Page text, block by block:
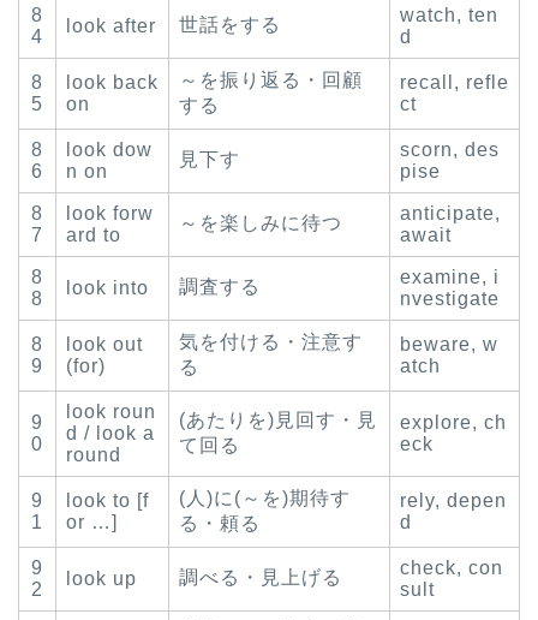
8
4
look after 世話をする
watch, ten
d
8
5
look back
on
～を振り返る・回顧
する
recall, refle
ct
8
6
look dow
n on
見下す
scorn, des
pise
8
7
look forw
ard to
～を楽しみに待つ
anticipate,
await
8
8
look into 調査する
examine, i
nvestigate
8
9
look out
(for)
気を付ける・注意す
る
beware, w
atch
9
0
look roun
d / look a
round
(あたりを)見回す・見
て回る
explore, ch
eck
9
1
look to [f
or …]
(人)に(～を)期待す
る・頼る
rely, depen
d
9
2
look up 調べる・見上げる
check, con
sult